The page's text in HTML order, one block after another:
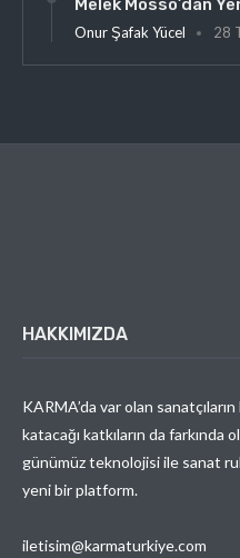
Onur Şafak Yücel 28
HAKKIMIZDA
KARMA’da var olan
katacağı katkıların da
günümüz teknolojisi ile sanat
yeni bir platform.
iletisim@karmaturkiye.com